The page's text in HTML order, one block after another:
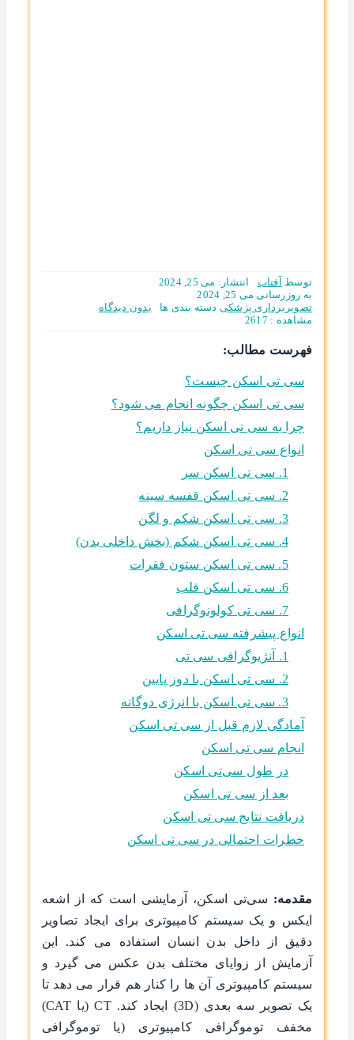
توسطآفتاب
انتشار: می 25, 2024
به روزرسانی می 25, 2024
تصویربرداری پزشکیدسته بندی ها بدون ديدگاهon
مشاهده : 2617
فهرست مطالب:
سی تی اسکن چیست؟
سی تی اسکن چگونه انجام می شود؟
چرا به سی تی اسکن نیاز داریم؟
انواع سی تی اسکن
انواع پیشرفته سی تی اسکن
آمادگی لازم قبل از سی تی اسکن
انجام سی تی اسکن
در طول سی‌تی اسکن
بعد از سی تی اسکن
دریافت نتایج سی تی اسکن
خطرات احتمالی در سی تی اسکن
مقدمه:سی‌تی اسکن، آزمایشی است که از اشعه
ایکس و یک سیستم کامپیوتری برای ایجاد تصاویر
دقیق از داخل بدن انسان استفاده می کند. این
آزمایش از زوایای مختلف بدن عکس می گیرد و
سیستم کامپیوتری آن ها را کنار هم قرار می دهد تا
یک تصویر سه بعدی (3D) ایجاد کند. CT (یا CAT)
مخفف توموگرافی کامپیوتری (یا توموگرافی